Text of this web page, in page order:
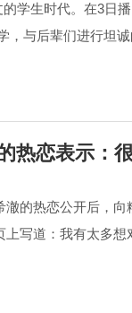
学生时代。在3日
，与后辈们进行坦
热恋表示：
的热恋公开后，向
写道：我有太多